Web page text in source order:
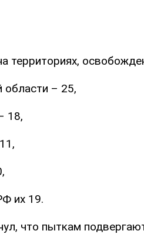
территориях,
области – 25,
18,
их 19.
что пыткам